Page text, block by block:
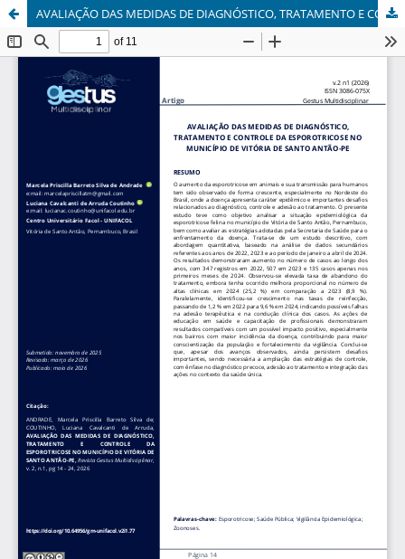
AVALIAÇÃO DAS MEDIDAS DE DIAGNÓSTICO, TRATAMENTO E CONTROLE DA ESPOROTRICOSE NO MUNICÍPIO DE VITÓRIA DE SANTO ANTÃO-PE